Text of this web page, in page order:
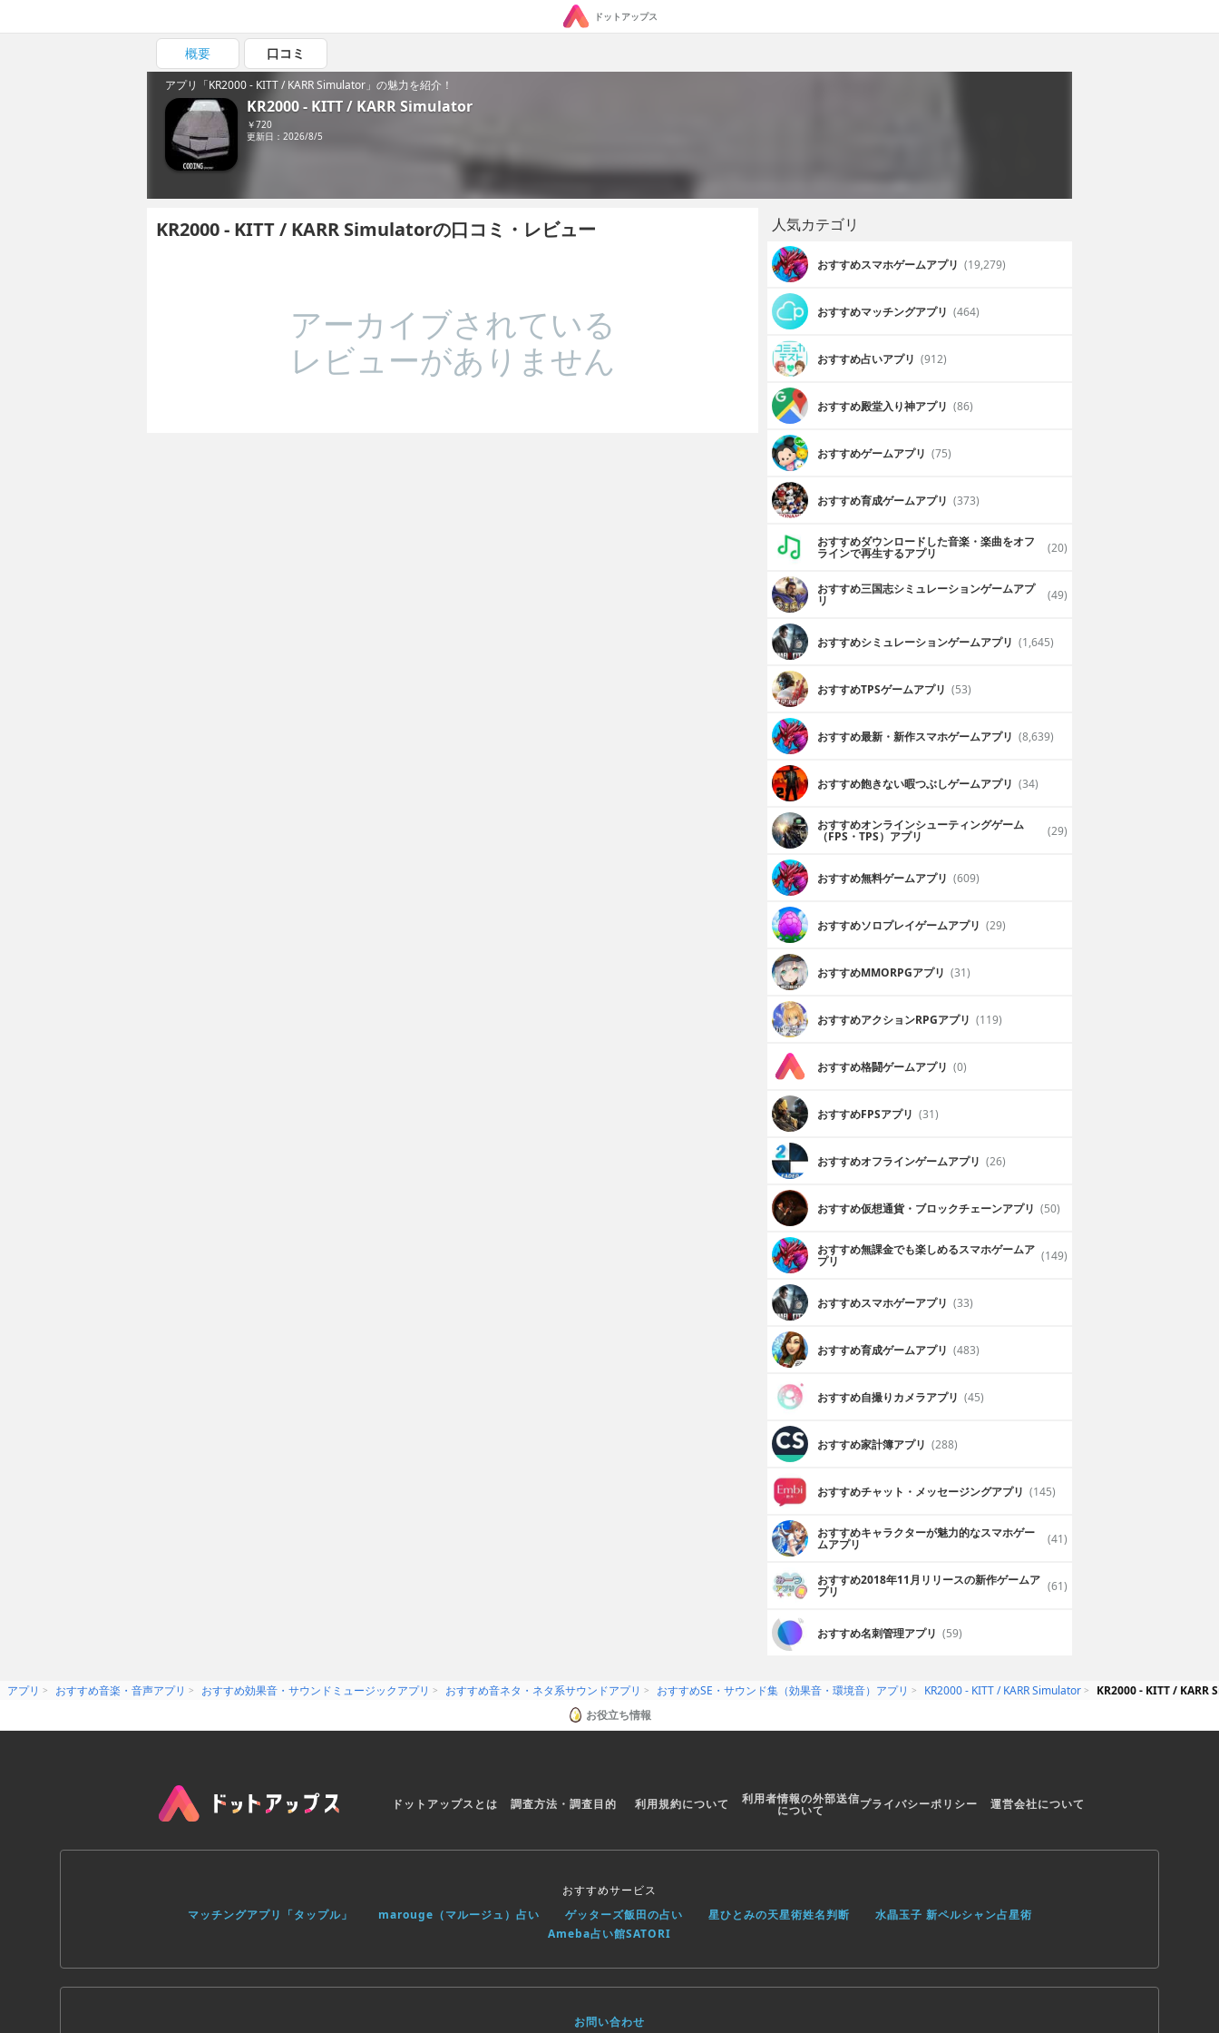
ドットアップス
概要 口コミ
アプリ「KR2000 - KITT / KARR Simulator」の魅力を紹介！
KR2000 - KITT / KARR Simulator
￥720
更新日：2026/8/5
KR2000 - KITT / KARR Simulatorの口コミ・レビュー
アーカイブされている
レビューがありません
人気カテゴリ
おすすめスマホゲームアプリ (19,279)
おすすめマッチングアプリ (464)
おすすめ占いアプリ (912)
おすすめ殿堂入り神アプリ (86)
おすすめゲームアプリ (75)
おすすめ育成ゲームアプリ (373)
おすすめダウンロードした音楽・楽曲をオフ
ラインで再生するアプリ (20)
おすすめ三国志シミュレーションゲームアプ
リ (49)
おすすめシミュレーションゲームアプリ (1,645)
おすすめTPSゲームアプリ (53)
おすすめ最新・新作スマホゲームアプリ (8,639)
おすすめ飽きない暇つぶしゲームアプリ (34)
おすすめオンラインシューティングゲーム
（FPS・TPS）アプリ (29)
おすすめ無料ゲームアプリ (609)
おすすめソロプレイゲームアプリ (29)
おすすめ MMORPGアプリ (31)
おすすめアクションRPGアプリ (119)
おすすめ格闘ゲームアプリ (0)
おすすめFPSアプリ (31)
おすすめオフラインゲームアプリ (26)
おすすめ仮想通貨・ブロックチェーンアプリ (50)
おすすめ無課金でも楽しめるスマホゲームア
プリ (149)
おすすめスマホゲーアプリ (33)
おすすめ育成ゲームアプリ (483)
おすすめ自撮りカメラアプリ (45)
おすすめ家計簿アプリ (288)
おすすめチャット・メッセージングアプリ (145)
おすすめキャラクターが魅力的なスマホゲー
ムアプリ (41)
おすすめ2018年11月リリースの新作ゲームア
プリ (61)
おすすめ名刺管理アプリ (59)
アプリ おすすめ音楽・音声アプリ おすすめ効果音・サウンドミュージックアプリ おすすめ音ネタ・ネタ系サウンドアプリ おすすめSE・サウンド集（効果音・環境音）アプリ KR2000 - KITT / KARR Simulator
KR2000 - KITT / KARR
お役立ち情報
ドットアップスとは 調査方法・調査目的 利用規約について 利用者情報の外部送信
について プライバシーポリシー 運営会社について
おすすめサービス
マッチングアプリ「タップル」
marouge（マルージュ）占い ゲッターズ飯田の占い 星ひとみの天星術姓名判断
水晶玉子 新ペルシャン占星術
Ameba占い館SATORI
お問い合わせ